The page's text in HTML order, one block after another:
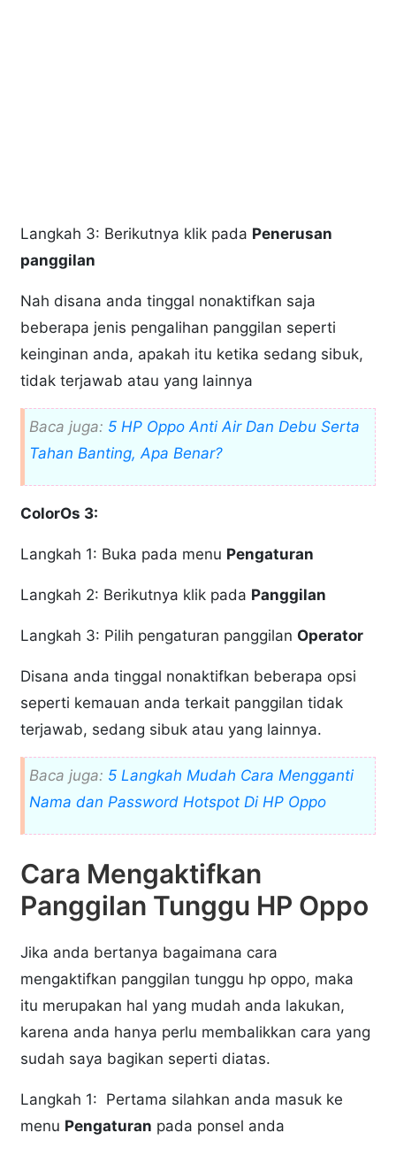
Langkah 3: Berikutnya klik pada Penerusan
panggilan
Nah disana anda tinggal nonaktifkan saja
beberapa jenis pengalihan panggilan seperti
keinginan anda, apakah itu ketika sedang sibuk,
tidak terjawab atau yang lainnya
Baca juga: 5 HP Oppo Anti Air Dan Debu Serta
Tahan Banting, Apa Benar?
ColorOs 3:
Langkah 1: Buka pada menu Pengaturan
Langkah 2: Berikutnya klik pada Panggilan
Langkah 3: Pilih pengaturan panggilan Operator
Disana anda tinggal nonaktifkan beberapa opsi
seperti kemauan anda terkait panggilan tidak
terjawab, sedang sibuk atau yang lainnya.
Baca juga: 5 Langkah Mudah Cara Mengganti
Nama dan Password Hotspot Di HP Oppo
Cara Mengaktifkan
Panggilan Tunggu HP Oppo
Jika anda bertanya bagaimana cara
mengaktifkan panggilan tunggu hp oppo, maka
itu merupakan hal yang mudah anda lakukan,
karena anda hanya perlu membalikkan cara yang
sudah saya bagikan seperti diatas.
Langkah 1: Pertama silahkan anda masuk ke
menu Pengaturan pada ponsel anda